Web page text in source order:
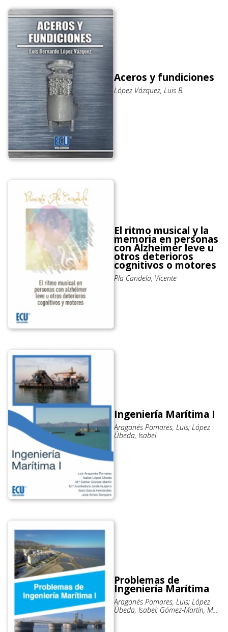
Aceros y fundiciones
López Vázquez, Luis B.
El ritmo musical y la
memoria en personas
con Alzheimer leve u
otros deterioros
cognitivos o motores
Pla Candela, Vicente
Ingeniería Marítima I
Aragonés Pomares, Luis; López
Úbeda, Isabel
Problemas de
Ingeniería Marítima
Aragonés Pomares, Luis; López
Úbeda, Isabel; Gómez-Martín, M.